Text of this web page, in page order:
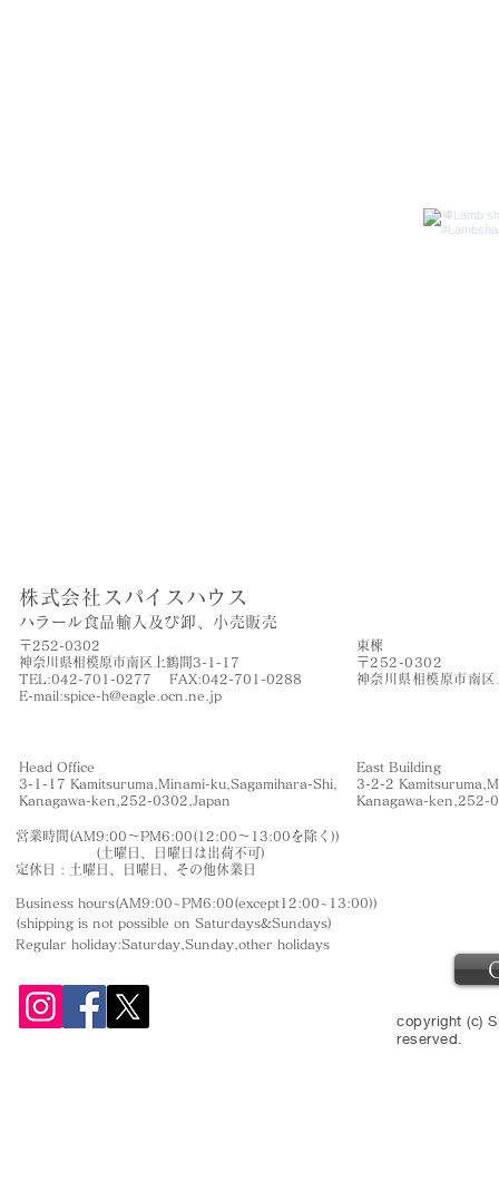
株式会社スパイスハウス
​ハラール食品輸入及び卸、小売販売
〒252-0302
神奈川県相模原市南区上鶴間3-1-17
TEL:042-701-0277 FAX:042-701-0288
​E-mail:spice-h@eagle.ocn.ne.jp
​東棟
〒252-0302
神奈川県相模原市南
Head Office
3-1-17 Kamitsuruma,Minami-ku,Sagamihara-Shi,
​Kanagawa-ken,252-0302,Japan
East Building
3-2-2
​Kanagawa-ken,252-
営業時間(AM9:00〜PM6:00(12:00〜13:00を除く))
(土曜日、日曜日は出荷不可)
定休日 : 土曜日、日曜日、その他休業日
Business hours(AM9:00~PM6:00(except12:00~13:00))
(shipping is not possible on Saturdays&Sundays)
Regular holiday:Saturday,Sunday,other holidays
copyright (c)
reserved.